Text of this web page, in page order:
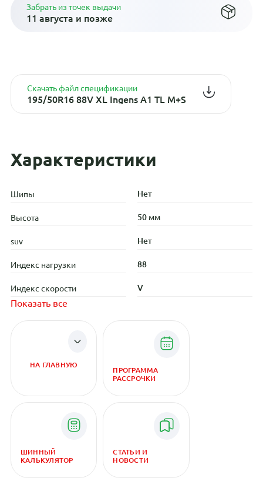
Забрать из точек выдачи
11 августа и позже
Скачать файл спецификации
195/50R16 88V XL Ingens A1 TL M+S
Характеристики
Шипы Нет
Высота 50 мм
suv Нет
Индекс нагрузки 88
Индекс скорости V
Показать все
НА ГЛАВНУЮ
ПРОГРАММА
РАССРОЧКИ
ШИННЫЙ
КАЛЬКУЛЯТОР
СТАТЬИ И
НОВОСТИ